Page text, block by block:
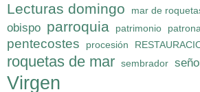
Lecturas domingo mar de
obispo parroquia patrimonio patrona
pentecostes procesión
roquetas de mar sembrador
Virgen